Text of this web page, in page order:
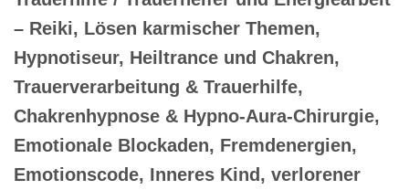
– Reiki, Lösen karmischer Themen,
Hypnotiseur, Heiltrance und Chakren,
Trauerverarbeitung & Trauerhilfe,
Chakrenhypnose & Hypno-Aura-Chirurgie,
Emotionale Blockaden, Fremdenergien,
Emotionscode, Inneres Kind, verlorener